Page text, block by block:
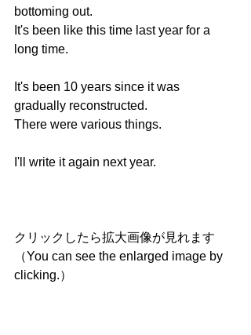
bottoming out.
It's been like this time last year for a
long time.
It's been 10 years since it was
gradually reconstructed.
There were various things.
I'll write it again next year.
クリックしたら拡大画像が見れます
（You can see the enlarged image by
clicking.）